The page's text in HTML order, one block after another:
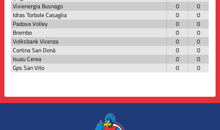
Vivienergia Busnago
0
0
Idras Torbole Casaglia
0
0
Padova Volley
0
0
Brembo
0
0
Volksbank Vicenza
0
0
Cortina San Donà
0
0
Isuzu Cerea
0
0
Gps San Vito
0 0